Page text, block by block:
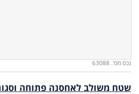
נכס מס'. 63088
שטח משולב לאחסנה פתוחה